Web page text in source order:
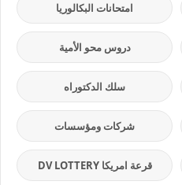
امتحانات البكالوريا
دروس محو الأمية
سلك الدكتوراه
شركات ومؤسسات
قرعة امريكا DV LOTTERY